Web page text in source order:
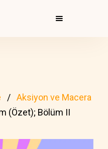
Aksiyon ve Macera
(Özet); Bölüm II